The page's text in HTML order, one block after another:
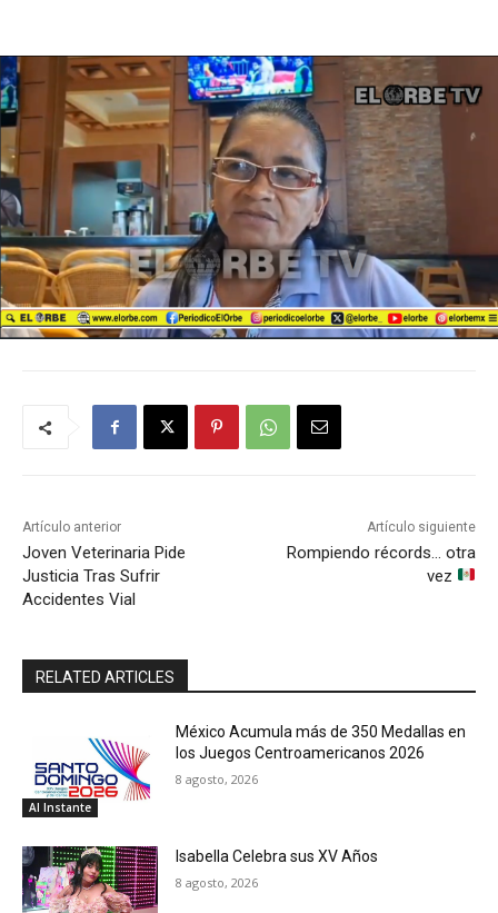
Artículo anterior
Joven Veterinaria Pide
Justicia Tras Sufrir
Accidentes Vial
Artículo siguiente
Rompiendo récords… otra
vez
RELATED ARTICLES
Al Instante
México Acumula más de 350 Medallas en
los Juegos Centroamericanos 2026
8 agosto, 2026
Isabella Celebra sus XV Años
8 agosto, 2026